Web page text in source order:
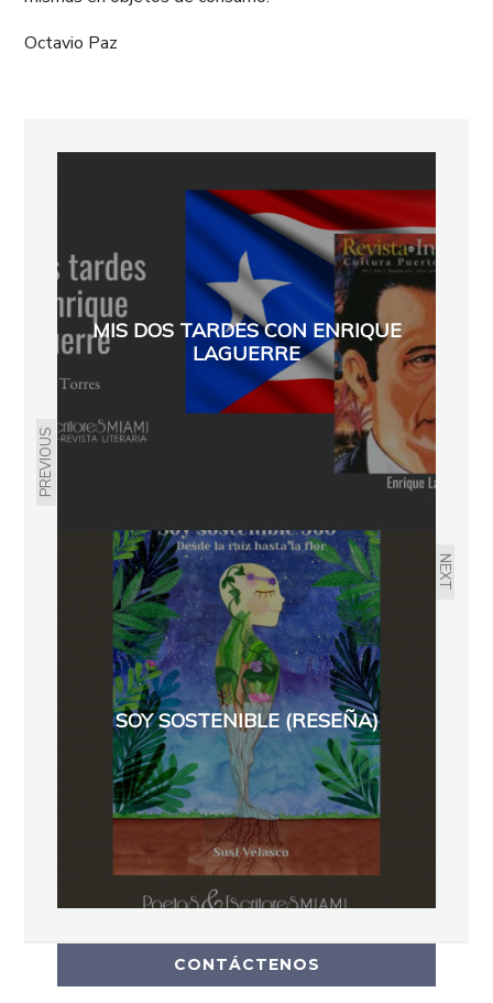
Octavio Paz
PREVIOUS
MIS DOS TARDES CON ENRIQUE
LAGUERRE
NEXT
SOY SOSTENIBLE (RESEÑA)
CONTÁCTENOS